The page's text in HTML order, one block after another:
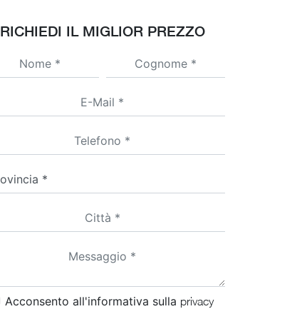
RICHIEDI IL MIGLIOR PREZZO
Acconsento all'informativa sulla privacy